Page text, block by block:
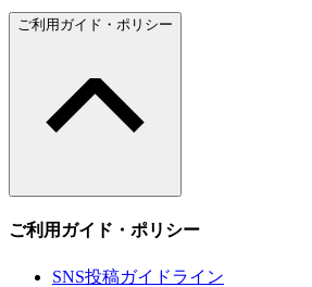
ご利用ガイド・ポリシー
ご利用ガイド・ポリシー
SNS投稿ガイドライン